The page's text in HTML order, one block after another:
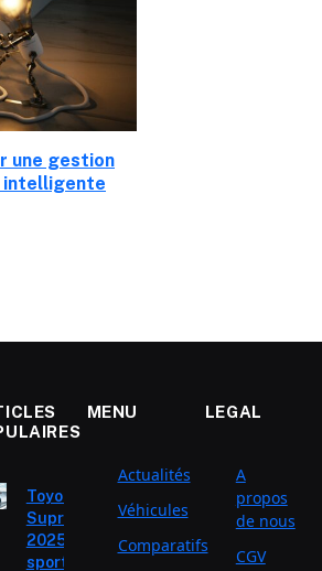
une gestion
intelligente
Toyota
Supra
2025 : la
sportive
MENU
Actualités
Véhicules
Comparatifs
LEGAL
A
propos
de nous
CGV